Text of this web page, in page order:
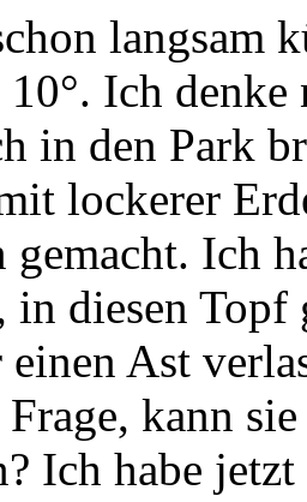
langsam
Ich
in den Park
lockerer
Ich
in diesen Topf
Ast
kann
Ich habe